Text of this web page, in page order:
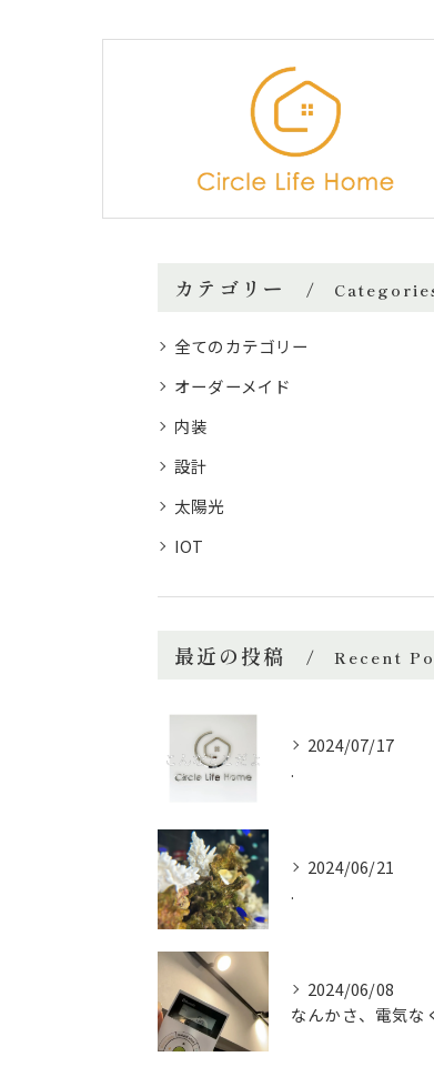
カテゴリー
全てのカテゴリー
オーダーメイド
内装
設計
太陽光
IOT
最近の投稿 Recent
2024/07/17
.
2024/06/21
.
2024/06/08